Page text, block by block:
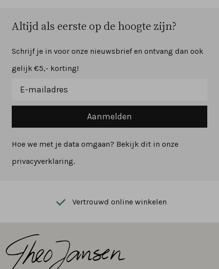
Altijd als eerste op de hoogte zijn?
Schrijf je in voor onze nieuwsbrief en ontvang dan ook
gelijk €5,- korting!
Aanmelden
Hoe we met je data omgaan? Bekijk dit in onze
privacyverklaring.
Vertrouwd online winkelen